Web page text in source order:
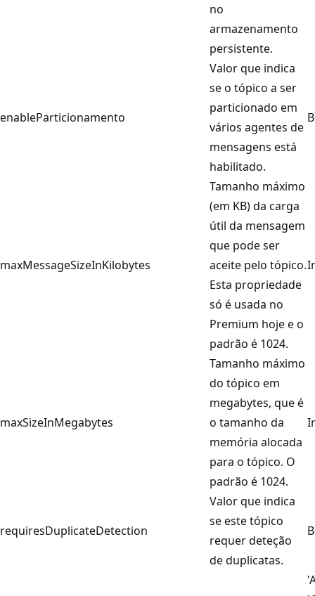
no
armazenamento
persistente.
enableParticionamento
Valor que indica
se o tópico a ser
particionado em
vários agentes de
mensagens está
habilitado.
maxMessageSizeInKilobytes
Tamanho máximo
(em KB) da carga
útil da mensagem
que pode ser
aceite pelo tópico.
Esta propriedade
só é usada no
Premium hoje e o
padrão é 1024.
maxSizeInMegabytes
Tamanho máximo
do tópico em
megabytes, que é
o tamanho da
memória alocada
para o tópico. O
padrão é 1024.
requiresDuplicateDetection
Valor que indica
se este tópico
requer deteção
de duplicatas.